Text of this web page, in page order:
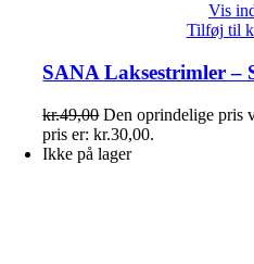
Vis
Tilføj til
SANA Laksestrimler –
kr.49,00 Den oprindelige pris
pris er: kr.30,00.
Ikke på lager